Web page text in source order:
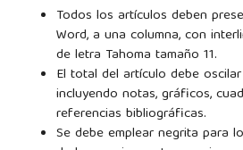
Todos los artículos deben
Word, a una columna, con
de letra Tahoma tamaño 11.
El total del artículo debe
incluyendo notas, gráficos,
referencias bibliográficas.
Se debe emplear negrita para